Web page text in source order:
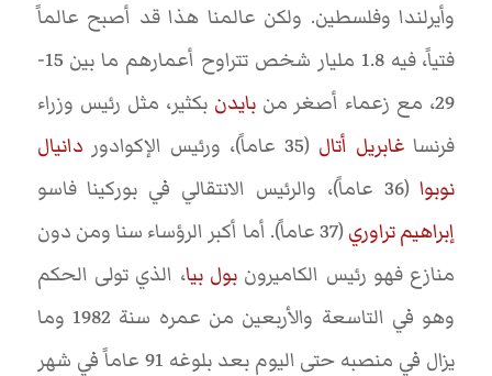
وأيرلندا وفلسطين. ولكن عالمنا هذا قد أصبح عالماً
فتياً، فيه 1.8 مليار شخص تتراوح أعمارهم ما بين 15-
29، مع زعماء أصغر من
بايدن بكثير، مثل رئيس وزراء
فرنسا غابريل أتال (35 عاماً)، ورئيس الإكوادور
دانيال
نوبوا(36 عاماً)، والرئيس الانتقالي في بوركينا فاسو
إبراهيم تراوري
(37 عاماً). أما أكبر الرؤساء سنا ومن دون
منازع فهو رئيس الكاميرون بول بيا، الذي تولى الحكم
وهو في التاسعة والأربعين من عمره سنة 1982 وما
يزال في منصبه حتى اليوم بعد بلوغه 91 عاماً في شهر